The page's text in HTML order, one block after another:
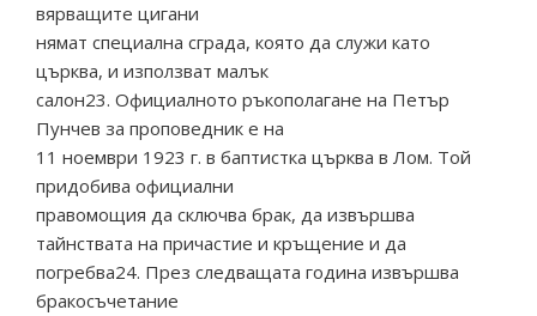
вярващите цигани
нямат специална сграда, която да служи като
църква, и използват малък
салон23. Официалното ръкополагане на Петър
Пунчев за проповедник е на
11 ноември 1923 г. в баптистка църква в Лом. Той
придобива официални
правомощия да сключва брак, да извършва
тайнствата на причастие и кръщение и да
погребва24. През следващата година извършва
бракосъчетание